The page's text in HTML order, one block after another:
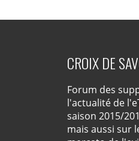
CROIX DE
Forum des
l'actualité de
saison 2015/
mais aussi sur